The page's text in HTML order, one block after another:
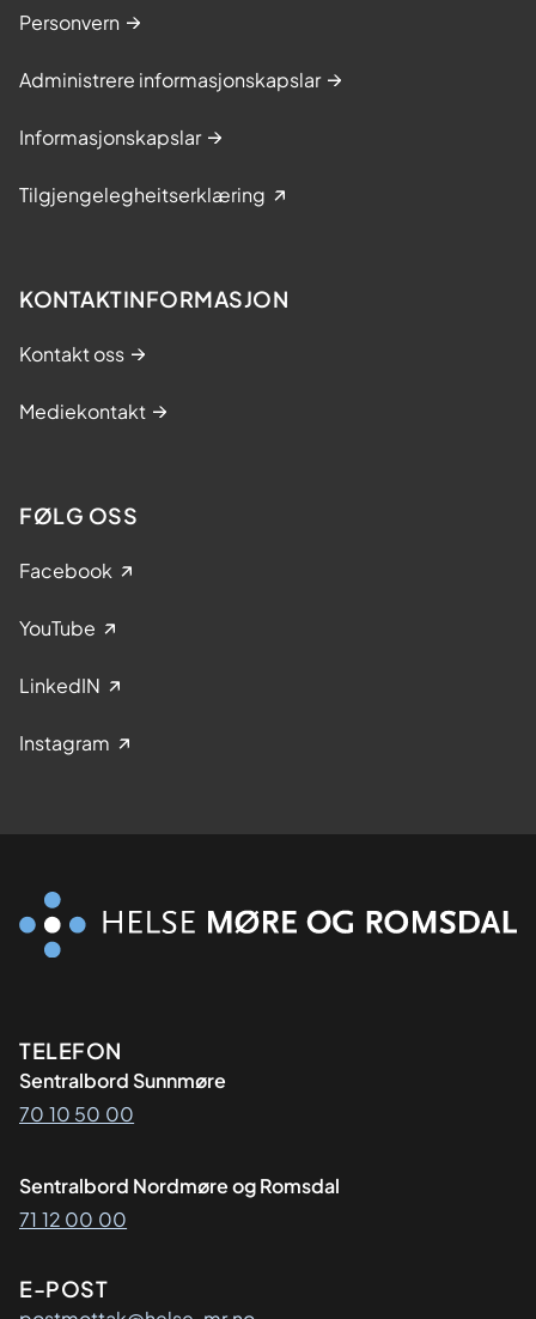
Personvern
Administrere informasjonskapslar
Informasjonskapslar
Tilgjengelegheitserklæring
KONTAKTINFORMASJON
Kontakt oss
Mediekontakt
FØLG OSS
Facebook
YouTube
LinkedIN
Instagram
Kontaktinformasjon
TELEFON
Sentralbord Sunnmøre
70 10 50 00
Sentralbord Nordmøre og Romsdal
71 12 00 00
E-POST